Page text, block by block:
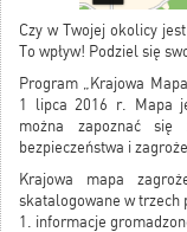
Czy w Twojej okolicy
To wpływ! Podziel się
Program „Krajowa
1 lipca 2016 r. Mapa
można zapoznać się
bezpieczeństwa i
Krajowa mapa
skatalogowane w trzech
1. informacje